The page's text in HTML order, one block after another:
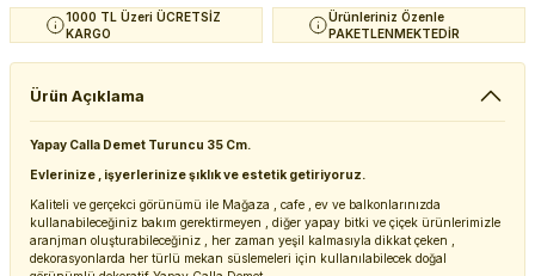
1000 TL Üzeri ÜCRETSİZ
KARGO
Ürünleriniz Özenle
PAKETLENMEKTEDİR
Ürün Açıklama
Yapay Calla Demet Turuncu 35 Cm.
Evlerinize , işyerlerinize şıklık ve estetik getiriyoruz.
Kaliteli ve gerçekci görünümü ile Mağaza , cafe , ev ve balkonlarınızda
kullanabileceğiniz bakım gerektirmeyen , diğer yapay bitki ve çiçek ürünlerimizle
aranjman oluşturabileceğiniz , her zaman yeşil kalmasıyla dikkat çeken ,
dekorasyonlarda her türlü mekan süslemeleri için kullanılabilecek doğal